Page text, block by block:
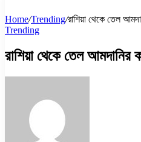
Home/Trending/রাশিয়া থেকে তেল
Trending
রাশিয়া থেকে তেল আমদানির